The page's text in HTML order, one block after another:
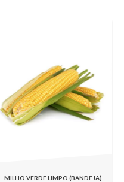
MILHO VERDE LIMPO (BANDEJA)